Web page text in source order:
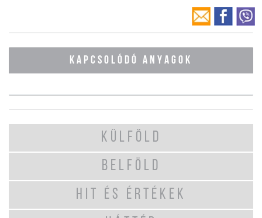
KAPCSOLÓDÓ ANYAGOK
KÜLFÖLD
BELFÖLD
HIT ÉS ÉRTÉKEK